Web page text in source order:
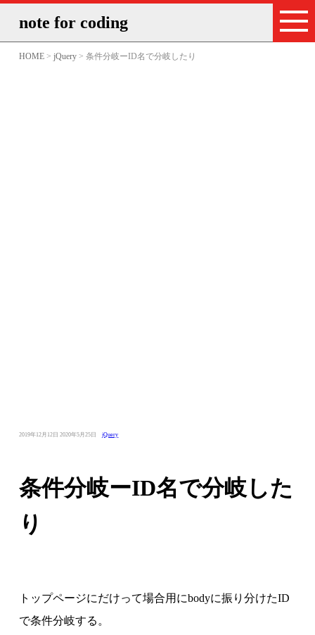
note for coding
HOME> jQuery> 条件分岐ーID名で分岐したり
投
2019年12月12日 最
2020年5月25日
カ
ー：
jQuery
条件分岐ーID名で分岐した
り
トップページにだけって場合用にbodyに振り分けたID
で条件分岐する。